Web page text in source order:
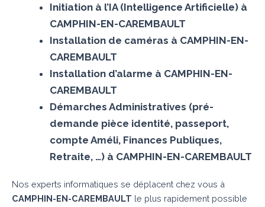
Initiation à l’IA (Intelligence Artificielle) à
CAMPHIN-EN-CAREMBAULT
Installation de caméras à CAMPHIN-EN-
CAREMBAULT
Installation d’alarme à CAMPHIN-EN-
CAREMBAULT
Démarches Administratives (pré-
demande pièce identité, passeport,
compte Améli, Finances Publiques,
Retraite, …) à CAMPHIN-EN-CAREMBAULT
Nos experts informatiques se déplacent chez vous à
CAMPHIN-EN-CAREMBAULT le plus rapidement possible